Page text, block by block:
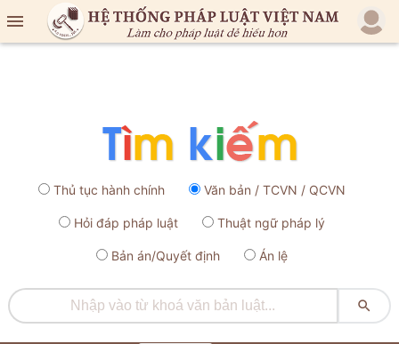

Thủ tục hành chính Văn bản / TCVN / QCVN
Hỏi đáp pháp luật Thuật ngữ pháp lý
Bản án/Quyết định Án lệ
